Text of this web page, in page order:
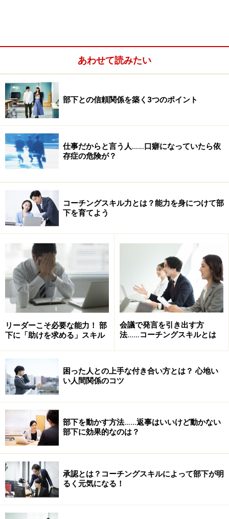
相手の立場に立ったときには、相手の目を通してあなた
の姿を見る
「相手の立場に立つ」ことを実感するための方法は？
「相手の立場に立つ」ことも自分の姿が見えるようにな
れば自由自在
恋愛でも女性の立場になれていますか？
モテる男もデキる男も自分の姿が見えている
相手の立場に立って考える時、相手の顔
を思い浮かべていませんか？
まず、一つ質問です。あなたは相手の立場になろうと
さんや部下の立場になってみてください。実際に何を
。あなたもおそらく、お客さんや部下の顔を思い
浮かべながら、「あの人（あいつ）は、自分のことを
どう思っているんだろう？」と想像していたことでし
ょう。
でもこれって、相手の立場に立っているでしょうか？
もうお気づきかもしれませんが、これでは相手の立場
に立っていません。あくまでも自分の立場から相手を
思い浮かべているだけなんです。
あわせて読みたい
部下との信頼関係を築く3つのポイント
仕事だからと言う人……口癖になっていたら依
存症の危険が？
コーチングスキル力とは？能力を身につけて部
下を育てよう
リーダーこそ必要な能力！ 部
下に「助けを求める」スキル
会議で発言を引き出す方
法……コーチングスキルとは
困った人との上手な付き合い方とは？ 心地い
い人間関係のコツ
部下を動かす方法……返事はいいけど動かない
部下に効果的なのは？
承認とは？コーチングスキルによって部下が明
るく元気になる！